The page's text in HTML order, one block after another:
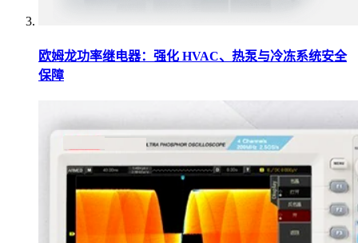
欧姆龙功率继电器：强化 HVAC、热泵与冷冻系统安全
保障